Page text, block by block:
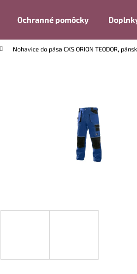
Ochranné pomôcky
Nohavice do pása CXS ORION TEODOR,
Čo potrebujete nájsť?
Odporúčame